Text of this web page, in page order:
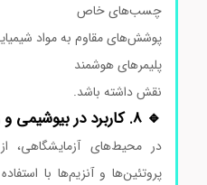
چسب‌های خاص
پوشش‌های مقاوم به مواد شیمیایی
پلیمرهای هوشمند
نقش داشته باشد.
در محیط‌های آزمایشگاهی، از
پروتئین‌ها و آنزیم‌ها با